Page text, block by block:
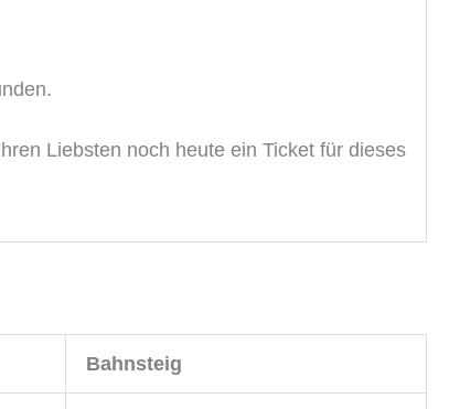
Liebsten noch heute ein Ticket für dieses
Bahnsteig